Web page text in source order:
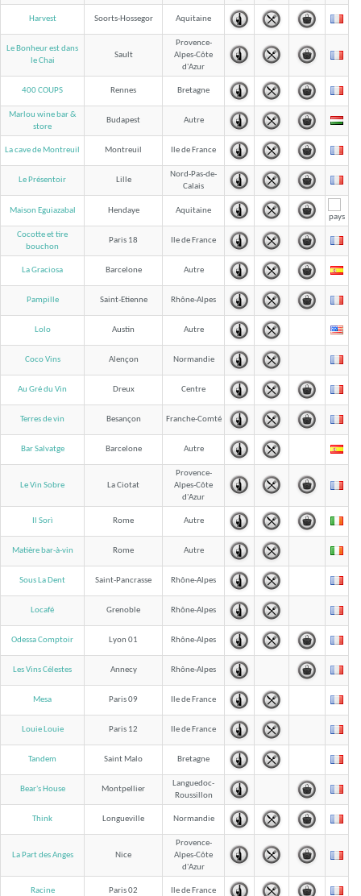
Harvest Soorts-Hossegor Aquitaine
Le Bonheur est dans
le Chai
Sault
Provence-
Alpes-Côte
d'Azur
400 COUPS Rennes Bretagne
Marlou wine bar &
store
Budapest Autre
La cave de Montreuil Montreuil Ile de France
Le Présentoir Lille
Nord-Pas-de-
Calais
Maison Eguiazabal Hendaye Aquitaine
Cocotte et tire
bouchon
Paris 18 Ile de France
La Graciosa Barcelone Autre
Pampille Saint-Etienne Rhône-Alpes
Lolo Austin Autre
Coco Vins Alençon Normandie
Au Gré du Vin Dreux Centre
Terres de vin Besançon Franche-Comté
Bar Salvatge Barcelone Autre
Le Vin Sobre La Ciotat
Provence-
Alpes-Côte
d'Azur
Il Sorì Rome Autre
Matière bar-à-vin Rome Autre
Sous La Dent Saint-Pancrasse Rhône-Alpes
Locafé Grenoble Rhône-Alpes
Odessa Comptoir Lyon 01 Rhône-Alpes
Les Vins Célestes Annecy Rhône-Alpes
Mesa Paris 09 Ile de France
Louie Louie Paris 12 Ile de France
Tandem Saint Malo Bretagne
Bear's House Montpellier
Languedoc-
Roussillon
Think Longueville Normandie
La Part des Anges Nice
Provence-
Alpes-Côte
d'Azur
Racine Paris 02 Ile de France